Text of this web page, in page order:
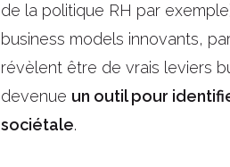
de la politique RH par
business models innovants,
révèlent être de vrais leviers
devenue un outil pour
sociétale.